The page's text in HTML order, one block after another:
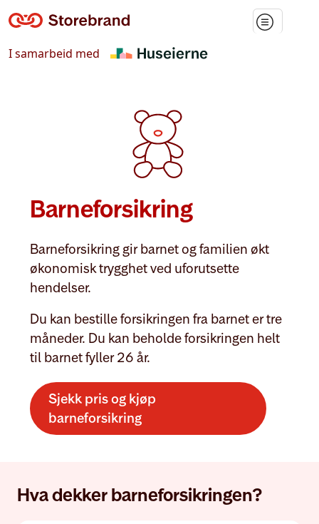
Til hovedmeny
Til hovedinnhold
Lenke til forsiden
I samarbeid med
Barneforsikring
Barneforsikring gir barnet og familien økt
økonomisk trygghet ved uforutsette
hendelser.
Du kan bestille forsikringen fra barnet er tre
måneder. Du kan beholde forsikringen helt
til barnet fyller 26 år.
Sjekk pris og kjøp
barneforsikring
Hva dekker barneforsikringen?